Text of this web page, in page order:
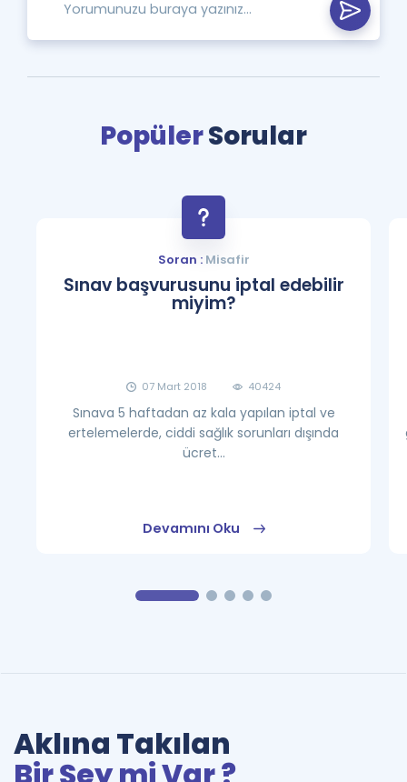
PopülerSorular
Soran :Misafir
Sınav başvurusunu iptal edebilir
miyim?
07 Mart 2018 40424
Sınava 5 haftadan az kala yapılan iptal ve
ertelemelerde, ciddi sağlık sorunları dışında
ücret...
Devamını Oku
Aklına Takılan